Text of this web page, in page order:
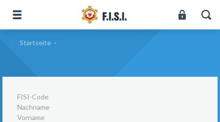
Startseite -
FISI-Code
Nachname
Vorname